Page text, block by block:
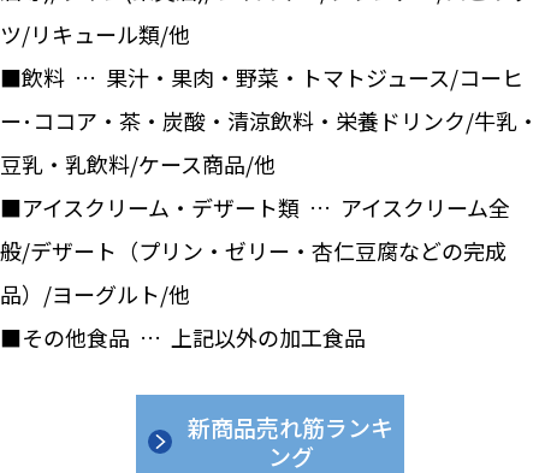
ツ/リキュール類/他
■飲料 … 果汁・果肉・野菜・トマトジュース/コーヒ
ー･ココア・茶・炭酸・清涼飲料・栄養ドリンク/牛乳・
豆乳・乳飲料/ケース商品/他
■アイスクリーム・デザート類 … アイスクリーム全
般/デザート（プリン・ゼリー・杏仁豆腐などの完成
品）/ヨーグルト/他
■その他食品 … 上記以外の加工食品
新商品売れ筋ランキ
ング